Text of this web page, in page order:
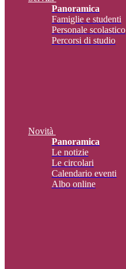
Panoramica
Famiglie e studenti
Personale scolastico
Percorsi di studio
Novità
Panoramica
Le notizie
Le circolari
Calendario eventi
Albo online